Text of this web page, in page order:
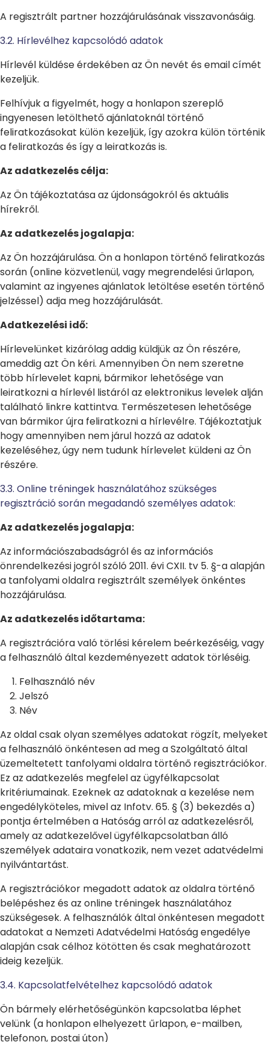
A regisztrált partner hozzájárulásának visszavonásáig.
3.2. Hírlevélhez kapcsolódó adatok
Hírlevél küldése érdekében az Ön nevét és email címét
kezeljük.
Felhívjuk a figyelmét, hogy a honlapon szereplő
ingyenesen letölthető ajánlatoknál történő
feliratkozásokat külön kezeljük, így azokra külön történik
a feliratkozás és így a leiratkozás is.
Az adatkezelés célja:
Az Ön tájékoztatása az újdonságokról és aktuális
hírekről.
Az adatkezelés jogalapja:
Az Ön hozzájárulása. Ön a honlapon történő feliratkozás
során (online közvetlenül, vagy megrendelési űrlapon,
valamint az ingyenes ajánlatok letöltése esetén történő
jelzéssel) adja meg hozzájárulását.
Adatkezelési idő:
Hírlevelünket kizárólag addig küldjük az Ön részére,
ameddig azt Ön kéri. Amennyiben Ön nem szeretne
több hírlevelet kapni, bármikor lehetősége van
leiratkozni a hírlevél listáról az elektronikus levelek alján
található linkre kattintva. Természetesen lehetősége
van bármikor újra feliratkozni a hírlevélre. Tájékoztatjuk
hogy amennyiben nem járul hozzá az adatok
kezeléséhez, úgy nem tudunk hírlevelet küldeni az Ön
részére.
3.3. Online tréningek használatához szükséges
regisztráció során megadandó személyes adatok:
Az adatkezelés jogalapja:
Az információszabadságról és az információs
önrendelkezési jogról szóló 2011. évi CXII. tv 5. §-a alapján
a tanfolyami oldalra regisztrált személyek önkéntes
hozzájárulása.
Az adatkezelés időtartama:
A regisztrációra való törlési kérelem beérkezéséig, vagy
a felhasználó által kezdeményezett adatok törléséig.
Felhasználó név
Jelszó
Név
Az oldal csak olyan személyes adatokat rögzít, melyeket
a felhasználó önkéntesen ad meg a Szolgáltató által
üzemeltetett tanfolyami oldalra történő regisztrációkor.
Ez az adatkezelés megfelel az ügyfélkapcsolat
kritériumainak. Ezeknek az adatoknak a kezelése nem
engedélyköteles, mivel az Infotv. 65. § (3) bekezdés a)
pontja értelmében a Hatóság arról az adatkezelésről,
amely az adatkezelővel ügyfélkapcsolatban álló
személyek adataira vonatkozik, nem vezet adatvédelmi
nyilvántartást.
A regisztrációkor megadott adatok az oldalra történő
belépéshez és az online tréningek használatához
szükségesek. A felhasználók által önkéntesen megadott
adatokat a Nemzeti Adatvédelmi Hatóság engedélye
alapján csak célhoz kötötten és csak meghatározott
ideig kezeljük.
3.4. Kapcsolatfelvételhez kapcsolódó adatok
Ön bármely elérhetőségünkön kapcsolatba léphet
velünk (a honlapon elhelyezett űrlapon, e-mailben,
telefonon, postai úton)